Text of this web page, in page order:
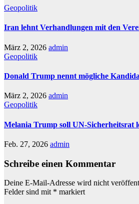
Geopolitik
Iran lehnt Verhandlungen mit den
März 2, 2026 admin
Geopolitik
Donald Trump nennt mögliche
März 2, 2026 admin
Geopolitik
Melania Trump soll UN-Sicherheitsrat
Feb. 27, 2026 admin
Schreibe einen Kommentar
Deine E-Mail-Adresse wird nicht
Felder sind mit * markiert